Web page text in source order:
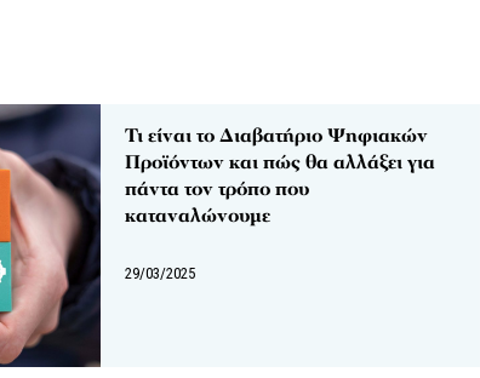
Τι είναι το Διαβατήριο Ψηφιακών
Προϊόντων και πώς θα αλλάξει για
πάντα τον τρόπο που
καταναλώνουμε
29/03/2025